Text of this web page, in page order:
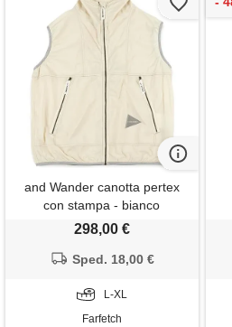
and Wander canotta pertex
con stampa - bianco
298,00 €
Sped. 18,00 €
L-XL
Farfetch